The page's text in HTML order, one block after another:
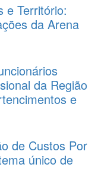
e Território:
da Arena
da Região
e
de Custos Por
único de